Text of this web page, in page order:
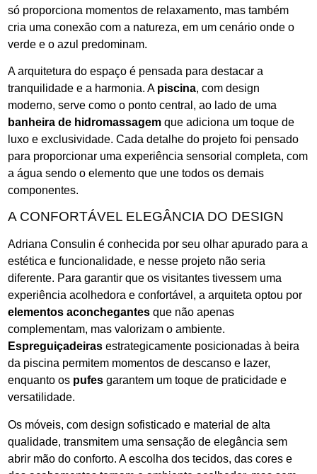
só proporciona momentos de relaxamento, mas também
cria uma conexão com a natureza, em um cenário onde o
verde e o azul predominam.
A arquitetura do espaço é pensada para destacar a
tranquilidade e a harmonia. A piscina, com design
moderno, serve como o ponto central, ao lado de uma
banheira de hidromassagem que adiciona um toque de
luxo e exclusividade. Cada detalhe do projeto foi pensado
para proporcionar uma experiência sensorial completa, com
a água sendo o elemento que une todos os demais
componentes.
A CONFORTÁVEL ELEGÂNCIA DO DESIGN
Adriana Consulin é conhecida por seu olhar apurado para a
estética e funcionalidade, e nesse projeto não seria
diferente. Para garantir que os visitantes tivessem uma
experiência acolhedora e confortável, a arquiteta optou por
elementos aconchegantes que não apenas
complementam, mas valorizam o ambiente.
Espreguiçadeiras estrategicamente posicionadas à beira
da piscina permitem momentos de descanso e lazer,
enquanto os pufes garantem um toque de praticidade e
versatilidade.
Os móveis, com design sofisticado e material de alta
qualidade, transmitem uma sensação de elegância sem
abrir mão do conforto. A escolha dos tecidos, das cores e